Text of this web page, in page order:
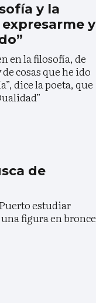
y la
y
en la filosofía, de
cosas que he ido
dice la poeta, que
de
estudiar
figura en bronce